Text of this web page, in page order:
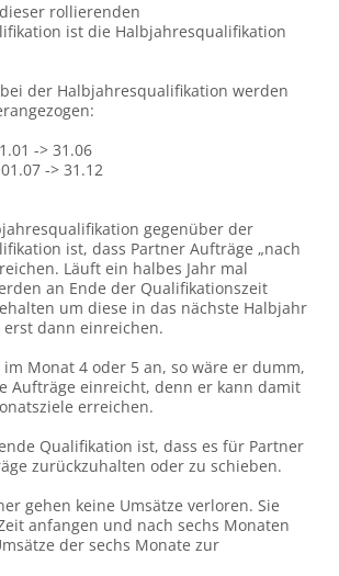
rollierenden
ist die Halbjahresqualifikation
der Halbjahresqualifikation werden
-> 31.06
-> 31.12
gegenüber der
ist, dass Partner Aufträge „nach
Läuft ein halbes Jahr mal
an Ende der Qualifikationszeit
um diese in das nächste Halbjahr
erst dann einreichen.
Monat 4 oder 5 an, so wäre er dumm,
Aufträge einreicht, denn er kann damit
erreichen.
Qualifikation ist, dass es für Partner
zurückzuhalten oder zu schieben.
gehen keine Umsätze verloren. Sie
anfangen und nach sechs Monaten
der sechs Monate zur